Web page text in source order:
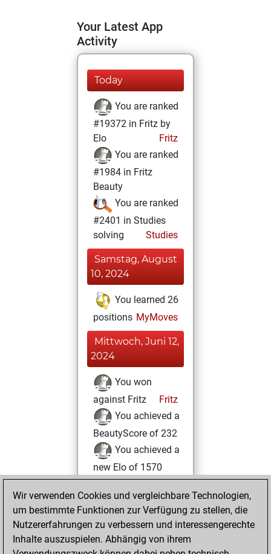
Your Latest App
Activity
Today
You are ranked
#19372 in Fritz by
Elo
Fritz
You are ranked
#1984 in Fritz
Beauty
You are ranked
#2401 in Studies
solving
Studies
Samstag, August
10, 2024
You learned 26
positions MyMoves
Mittwoch, Juni 12,
2024
You won
against Fritz
Fritz
You achieved a
BeautyScore of 232
You achieved a
new Elo of 1570
Montag, Juni 7,
2021
your Studies account
Wir verwenden Cookies und vergleichbare Technologien,
um bestimmte Funktionen zur Verfügung zu stellen, die
Nutzererfahrungen zu verbessern und interessengerechte
Inhalte auszuspielen. Abhängig von ihrem